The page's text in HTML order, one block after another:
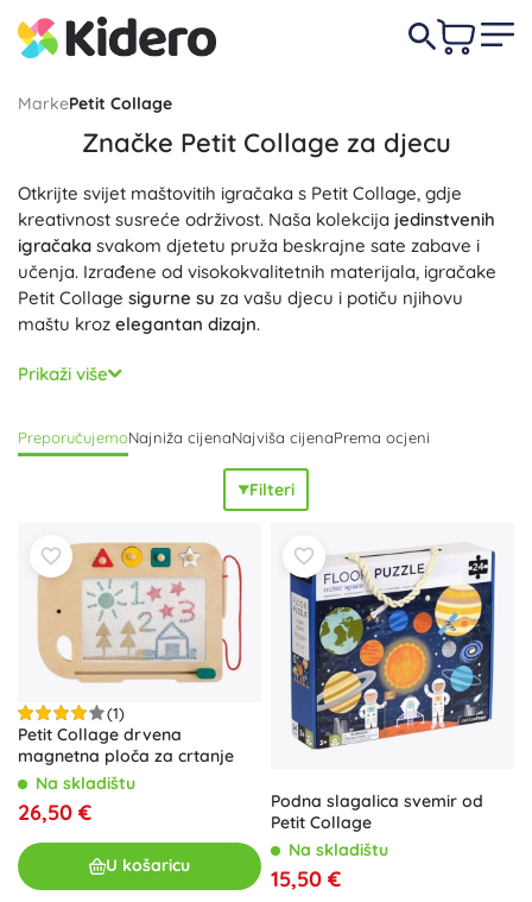
MarkePetit Collage
Značke Petit Collage za djecu
Otkrijte svijet maštovitih igračaka s Petit Collage, gdje
kreativnost susreće održivost. Naša kolekcija jedinstvenih
igračaka svakom djetetu pruža beskrajne sate zabave i
učenja. Izrađene od visokokvalitetnih materijala, igračake
Petit Collage sigurne su za vašu djecu i potiču njihovu
maštu kroz elegantan dizajn.
Svaka Petit Collage igračka pažljivo je dizajnirana kako bi
zadovoljila potrebe malih istraživača. Naši proizvodi,
knjige, razvijaju fine motoričke vještine i podupiru kreativni
razvoj. Osigurajte svojoj djecizabavno i sigurno
uz naš asortiman igračaka. Petit Collage se ponosi
proizvodima koji su prijateljski prema okolišu. Korištenjem
održivihmaterijala i promišljenog dizajna, ove igračke ne
samo da stimuliraju dječju maštu, već i pridonose očuvanju
našeg planeta. Pronađite savršen dodatak za svoju
kolekciju i inspirirajte novu generaciju svjetskih čuvara.
Prikaži više
PreporučujemoNajniža cijenaNajviša cijenaPrema ocjeni
Filteri
(1)
Petit Collage drvena
magnetna ploča za crtanje
Na skladištu
26,50 €
U košaricu
Podna slagalica svemir od
Petit Collage
Na skladištu
15,50 €